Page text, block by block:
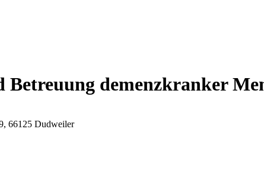
demenzkranker
66125 Dudweiler